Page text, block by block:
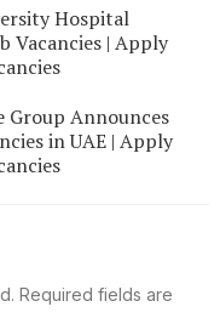
Hospital
Vacancies | Apply
Group Announces
in UAE | Apply
Required fields are